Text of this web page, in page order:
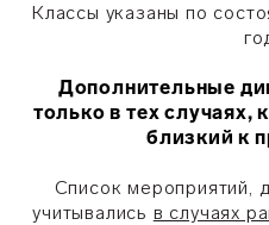
Классы указаны по
Дополнительные
только в тех случаях,
близкий к
Список мероприятий,
учитывались в случаях